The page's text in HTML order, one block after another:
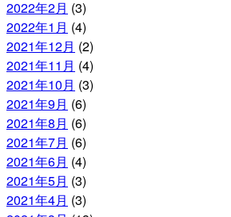
2022年2月 (3)
2022年1月 (4)
2021年12月 (2)
2021年11月 (4)
2021年10月 (3)
2021年9月 (6)
2021年8月 (6)
2021年7月 (6)
2021年6月 (4)
2021年5月 (3)
2021年4月 (3)